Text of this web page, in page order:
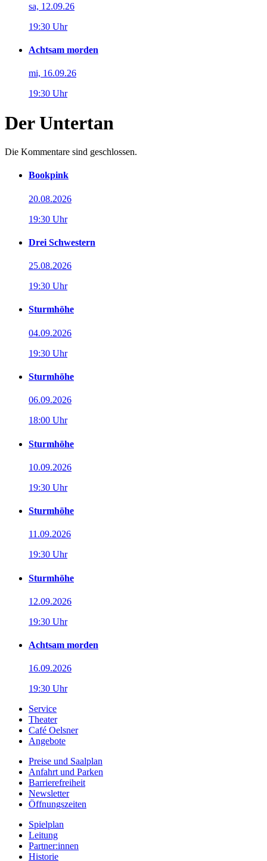
sa, 12.09.26
19:30 Uhr
Achtsam morden
mi, 16.09.26
19:30 Uhr
Der Untertan
Die Kommentare sind geschlossen.
Bookpink
20.08.2026
19:30 Uhr
Drei Schwestern
25.08.2026
19:30 Uhr
Sturmhöhe
04.09.2026
19:30 Uhr
Sturmhöhe
06.09.2026
18:00 Uhr
Sturmhöhe
10.09.2026
19:30 Uhr
Sturmhöhe
11.09.2026
19:30 Uhr
Sturmhöhe
12.09.2026
19:30 Uhr
Achtsam morden
16.09.2026
19:30 Uhr
Service
Theater
Café Oelsner
Angebote
Preise und Saalplan
Anfahrt und Parken
Barrierefreiheit
Newsletter
Öffnungszeiten
Spielplan
Leitung
Partner:innen
Historie